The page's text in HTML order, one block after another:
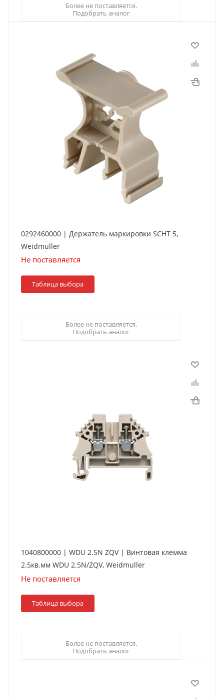
Более не поставляется.
Подобрать аналог
0292460000 | Держатель маркировки SCHT 5,
Weidmuller
Не поставляется
Таблица выбора
Более не поставляется.
Подобрать аналог
1040800000 | WDU 2.5N ZQV | Винтовая клемма
2.5кв.мм WDU 2.5N/ZQV, Weidmuller
Не поставляется
Таблица выбора
Более не поставляется.
Подобрать аналог